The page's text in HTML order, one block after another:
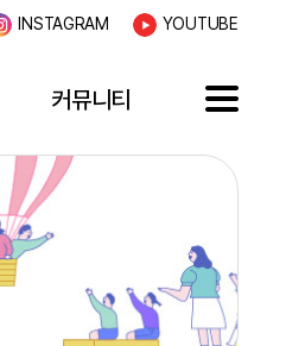
INSTAGRAM YOUTUBE
커뮤니티